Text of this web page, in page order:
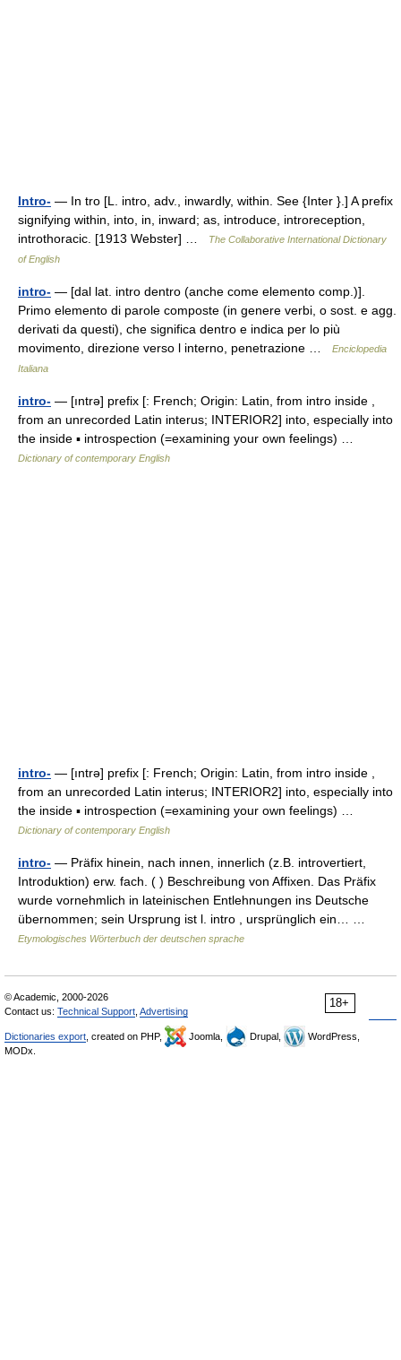
Intro- — In tro [L. intro, adv., inwardly, within. See {Inter }.] A prefix
signifying within, into, in, inward; as, introduce, introreception,
introthoracic. [1913 Webster] …
The Collaborative International Dictionary
of English
intro- — [dal lat. intro dentro (anche come elemento comp.)].
Primo elemento di parole composte (in genere verbi, o sost. e agg.
derivati da questi), che significa dentro e indica per lo più
movimento, direzione verso l interno, penetrazione …
Enciclopedia
Italiana
intro- — [ıntrə] prefix [: French; Origin: Latin, from intro inside ,
from an unrecorded Latin interus; INTERIOR2] into, especially into
the inside ▪ introspection (=examining your own feelings) …
Dictionary of contemporary English
intro- — [ıntrə] prefix [: French; Origin: Latin, from intro inside ,
from an unrecorded Latin interus; INTERIOR2] into, especially into
the inside ▪ introspection (=examining your own feelings) …
Dictionary of contemporary English
intro- — Präfix hinein, nach innen, innerlich (z.B. introvertiert,
Introduktion) erw. fach. ( ) Beschreibung von Affixen. Das Präfix
wurde vornehmlich in lateinischen Entlehnungen ins Deutsche
übernommen; sein Ursprung ist l. intro , ursprünglich ein… …
Etymologisches Wörterbuch der deutschen sprache
18+
© Academic, 2000-2026
Contact us: Technical Support Advertising
Dictionaries export , created on PHP, Joomla, Drupal,
WordPress,
MODx.